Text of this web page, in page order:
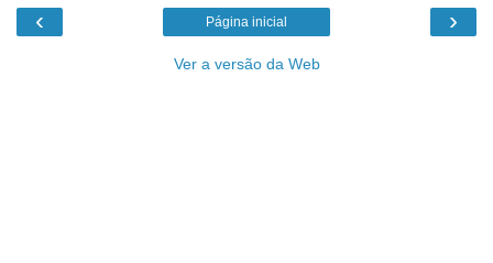
‹ ›
Página inicial
Ver a versão da Web